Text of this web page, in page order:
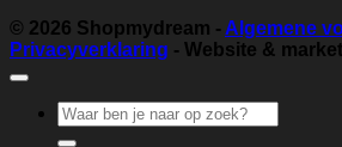
© 2026 Shopmydream - Algemene
Privacyverklaring - Website &
Zoeken
naar: